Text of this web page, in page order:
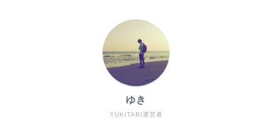
YUKITABI運営者
ゆき